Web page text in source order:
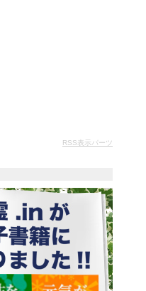
RSS表示パーツ